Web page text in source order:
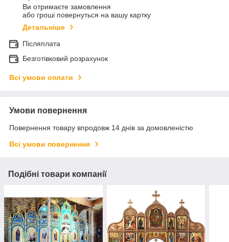
Ви отримаєте замовлення
або гроші повернуться на вашу картку
Детальніше
Післяплата
Безготівковий розрахунок
Всі умови оплати
Умови повернення
Повернення товару впродовж 14 днів за домовленістю
Всі умови повернення
Подібні товари компанії